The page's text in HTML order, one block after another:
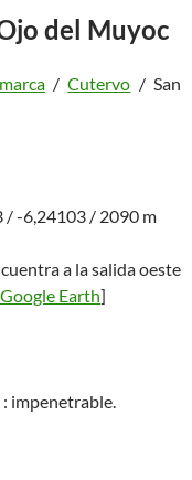
del Muyoc
/Cutervo / San
/ -6,24103 / 2090 m
a la salida oeste
Google Earth]
: impenetrable.